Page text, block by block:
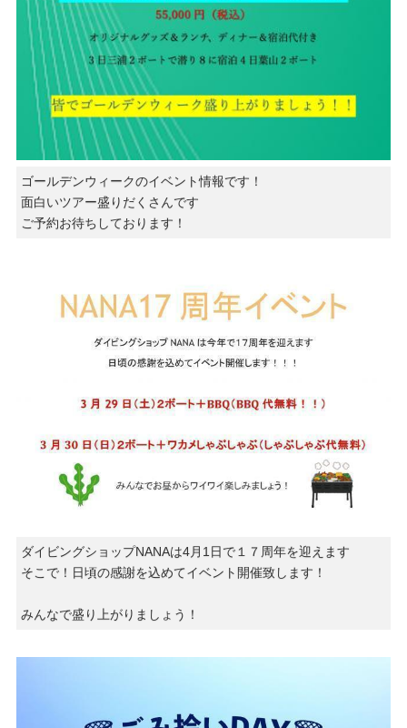
ゴールデンウィークのイベント情報です！
面白いツアー盛りだくさんです
ご予約お待ちしております！
ダイビングショップNANAは4月1日で１７周年を迎えます
そこで！日頃の感謝を込めてイベント開催致します！
みんなで盛り上がりましょう！